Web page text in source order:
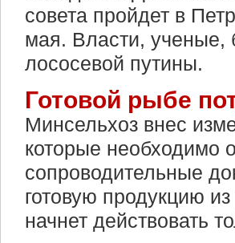
совета пройдет в
мая. Власти, ученые,
лососевой путины.
Готовой рыбе
Минсельхоз внес
которые необходимо
сопроводительные
готовую продукцию
начнет действовать